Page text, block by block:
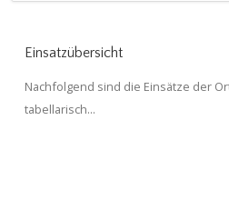
Einsatzübersicht
Nachfolgend sind die Einsätze der
tabellarisch...